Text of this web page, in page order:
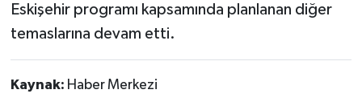
Eskişehir programı kapsamında planlanan diğer
temaslarına devam etti.
Kaynak: Haber Merkezi